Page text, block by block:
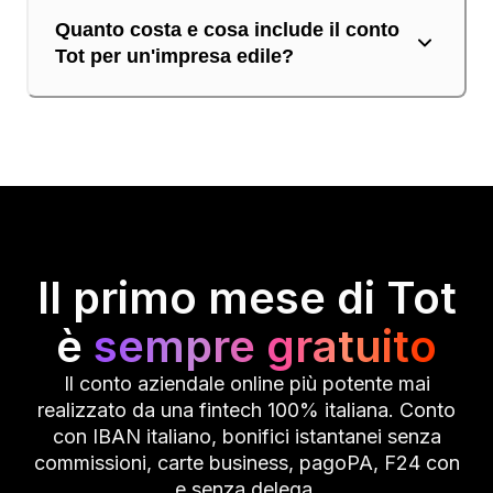
Quanto costa e cosa include il conto
Tot per un'impresa edile?
Il primo mese di Tot
è sempre gratuito
Il conto aziendale online più potente mai
realizzato da una fintech 100% italiana. Conto
con IBAN italiano, bonifici istantanei senza
commissioni, carte business, pagoPA, F24 con